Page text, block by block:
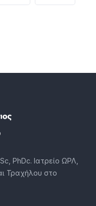
PhDc. Ιατρείο ΩΡΛ,
Τραχήλου στο